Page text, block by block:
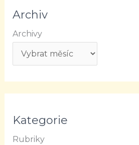
Archiv
Archivy
Kategorie
Rubriky